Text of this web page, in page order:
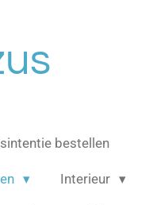
bestellen
Interieur